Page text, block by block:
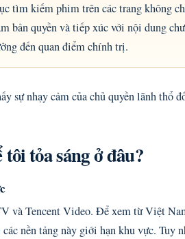
tìm kiếm phim trên các trang không
bản quyền và tiếp xúc với nội dung
đến quan điểm chính trị.
sự nhạy cảm của chủ quyền lãnh thổ
tỏa sáng ở đâu?
và Tencent Video. Để xem từ Việt
nền tảng này giới hạn khu vực. Tuy